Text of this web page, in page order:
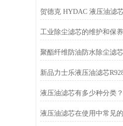
贺德克 HYDAC 液压油滤
工业除尘滤芯的维护和保
聚酯纤维防油防水除尘滤
液压油滤芯有多少种分类？